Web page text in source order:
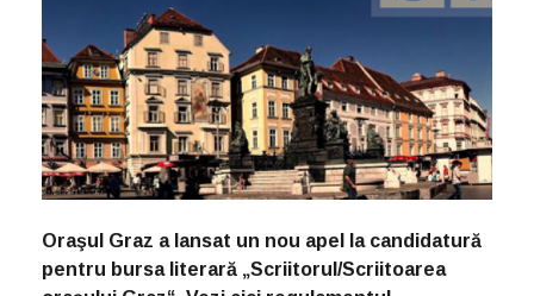
Oraşul Graz a lansat un nou apel la candidatură
pentru bursa literară „Scriitorul/Scriitoarea